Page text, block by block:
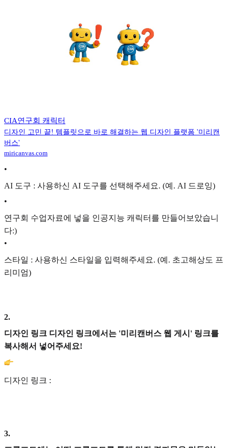
CIA연구회 캐릭터
디자인 고민 끝! 템플릿으로 바로 해결하는 웹 디자인 플랫폼 '미리캔
버스'
miricanvas.com
•
AI 도구 : 사용하신 AI 도구를 선택해주세요. (예. AI 드로잉)
•
연구회 수업자료에 넣을 인공지능 캐릭터를 만들어보았습니
다:)
•
스타일 : 사용하신 스타일을 입력해주세요. (예. 초고해상도 프
리미엄)
2.
디자인 링크 디자인 링크에서는 '미리캔버스 웹 게시' 링크를
복사해서 넣어주세요!
디자인 링크 :
3.